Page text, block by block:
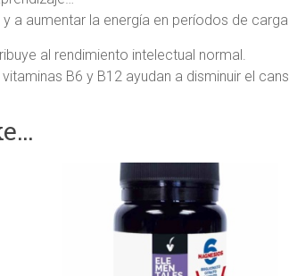
a aumentar la energía en períodos de
al rendimiento intelectual normal.
B6 y B12 ayudan a disminuir el